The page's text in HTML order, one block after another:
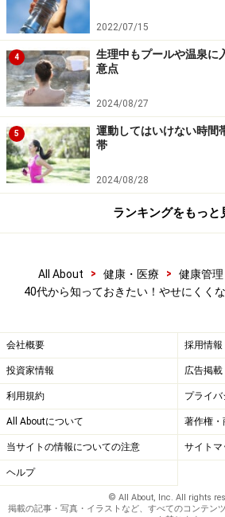
ればいいので気負う必要はありませ
筋肉量を増やすためにはジョギン
も、筋肉に負荷を加える運動＝「
す。筋トレを続けると次第に筋肉量
のアップにもつながります。今ま
という人は、自分の体重を負荷にし
ングを行っていきましょう。「エク
呼ばれるスクワットはお尻や太も
刺激するため、積極的に取り組み
つとして、おすすめです。スクワ
の方法」で詳しく解説していますの
※記事内容は執筆時点のものです。最新の
い。
※当サイトにおける医師・医療従事者等に
断・治療行為ではありません。診断・治
切な医療機関での受診をおすすめいたし
個人の見解によるものであり、全ての方
のではありません。当サイトで提供する
かなる損害についても、当社、各ガイド
情報提供者は一切の責任を負いかねます
免責事項
2022/07/15
4
生理中もプールや温泉に
意点
2024/08/27
5
運動してはいけない時間
帯
2024/08/28
ランキングをもっと
All About > 健康・医療 > 健康管理
40代から知っておきたい！やせにくく
会社概要 採用情報
投資家情報 広告掲載
利用規約 プライ
All Aboutについて 著作権・
当サイトの情報についての注意 サイトマ
ヘルプ
© All About, Inc. All rights
掲載の記事・写真・イラストなど、すべてのコンテン